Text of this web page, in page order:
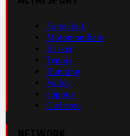
Formula 1
Motomondiale
Basket
Tennis
Running
Volley
eSports
Ciclismo